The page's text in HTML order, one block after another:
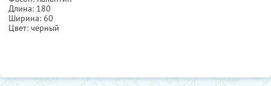
Длина: 180
Ширина: 60
Цвет: черный